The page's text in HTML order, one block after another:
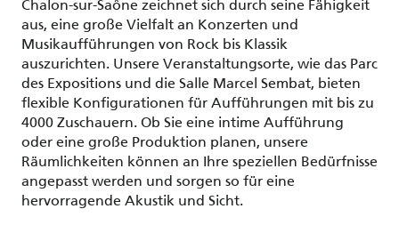
Chalon-sur-Saône zeichnet sich durch seine Fähigkeit
aus, eine große Vielfalt an Konzerten und
Musikaufführungen von Rock bis Klassik
auszurichten. Unsere Veranstaltungsorte, wie das Parc
des Expositions und die Salle Marcel Sembat, bieten
flexible Konfigurationen für Aufführungen mit bis zu
4000 Zuschauern. Ob Sie eine intime Aufführung
oder eine große Produktion planen, unsere
Räumlichkeiten können an Ihre speziellen Bedürfnisse
angepasst werden und sorgen so für eine
hervorragende Akustik und Sicht.